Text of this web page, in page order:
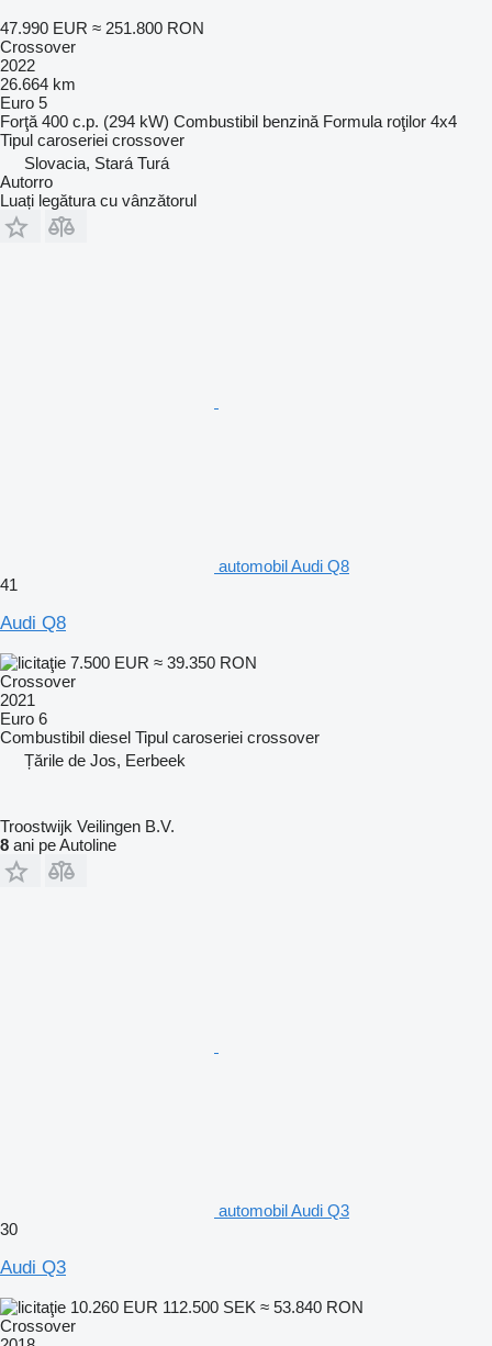
47.990 EUR ≈ 251.800 RON
Crossover
2022
26.664 km
Euro 5
Forţă 400 c.p. (294 kW) Combustibil benzină Formula roţilor 4x4
Tipul caroseriei crossover
Slovacia, Stará Turá
Autorro
Luați legătura cu vânzătorul
automobil Audi Q8
41
Audi Q8
7.500 EUR ≈ 39.350 RON
Crossover
2021
Euro 6
Combustibil diesel Tipul caroseriei crossover
Țările de Jos, Eerbeek
Troostwijk Veilingen B.V.
8 ani pe Autoline
automobil Audi Q3
30
Audi Q3
10.260 EUR 112.500 SEK ≈ 53.840 RON
Crossover